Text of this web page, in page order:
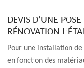
DEVIS D’UNE
RÉNOVATION
Pour une installation
en fonction des